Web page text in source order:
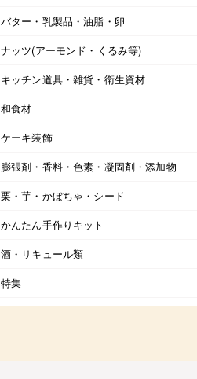
バター・乳製品・油脂・卵
ナッツ(アーモンド・くるみ等)
キッチン道具・雑貨・衛生資材
和食材
ケーキ装飾
膨張剤・香料・色素・凝固剤・添加物
栗・芋・かぼちゃ・シード
かんたん手作りキット
酒・リキュール類
特集